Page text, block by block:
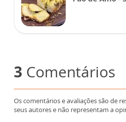
3 Comentários
Os comentários e avaliações são de
seus autores e não representam a